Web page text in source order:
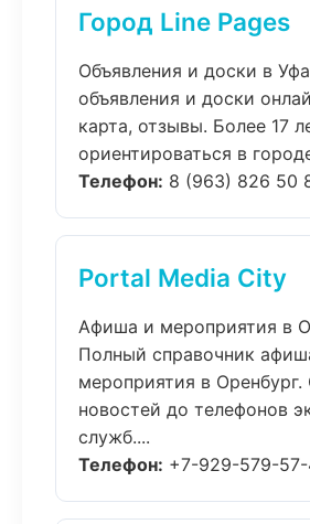
Город Line Pages
Объявления и доски в Уфа
объявления и доски
карта, отзывы. Более 17
ориентироваться в
Телефон: 8 (963) 826 50
Portal Media City
Афиша и мероприятия в
Полный справочник
мероприятия в Оренбург.
новостей до телефонов
служб....
Телефон: +7-929-579-